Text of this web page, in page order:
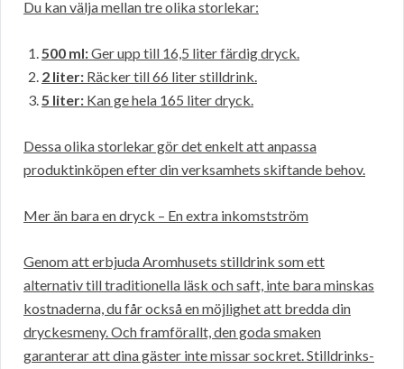
Du kan välja mellan tre olika storlekar:
500 ml:Ger upp till 16,5 liter färdig dryck.
2 liter: Räcker till 66 liter stilldrink.
5 liter: Kan ge hela 165 liter dryck.
Dessa olika storlekar gör det enkelt att anpassa
produktinköpen efter din verksamhets skiftande behov.
Mer än bara en dryck – En extra inkomstström
Genom att erbjuda Aromhusets stilldrink som ett
alternativ till traditionella läsk och saft, inte bara minskas
kostnaderna, du får också en möjlighet att bredda din
dryckesmeny. Och framförallt, den goda smaken
garanterar att dina gäster inte missar sockret. Stilldrinks-